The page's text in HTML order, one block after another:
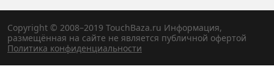
Copyright © 2008–2019 TouchBaza.ru Информация,
размещённая на сайте не является публичной офертой
Политика конфиденциальности